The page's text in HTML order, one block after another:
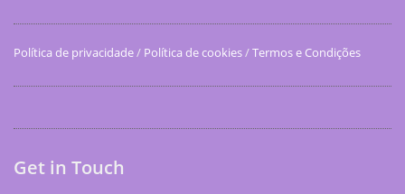
Política de privacidade/ Política de cookies/Termos e Condições
Get in Touch